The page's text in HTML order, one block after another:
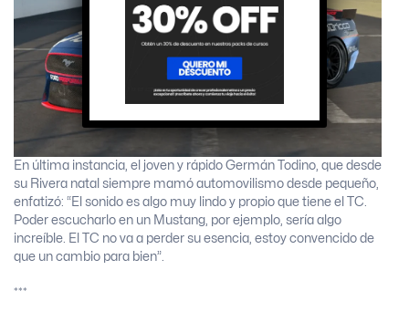
En última instancia, el joven y rápido Germán Todino, que desde
su Rivera natal siempre mamó automovilismo desde pequeño,
enfatizó: “El sonido es algo muy lindo y propio que tiene el TC.
Poder escucharlo en un Mustang, por ejemplo, sería algo
increíble. El TC no va a perder su esencia, estoy convencido de
que un cambio para bien”.
***